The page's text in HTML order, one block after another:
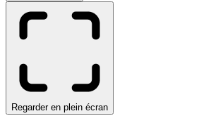
Regarder en plein écran